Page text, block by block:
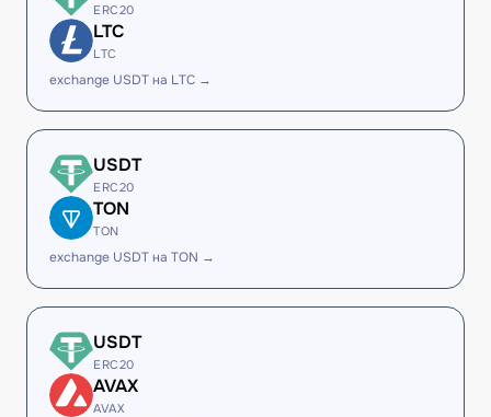
ERC20
LTC
LTC
exchange USDT на LTC →
USDT
ERC20
TON
TON
exchange USDT на TON →
USDT
ERC20
AVAX
AVAX